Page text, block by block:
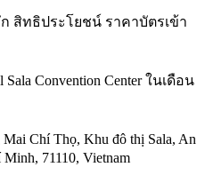
สิทธิประโยชน์ ราคาบัตรเข้า
Convention Center ในเดือน
Chí Thọ, Khu đô thị Sala, An
71110, Vietnam